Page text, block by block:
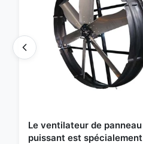
Le ventilateur de panneau
puissant est spécialement